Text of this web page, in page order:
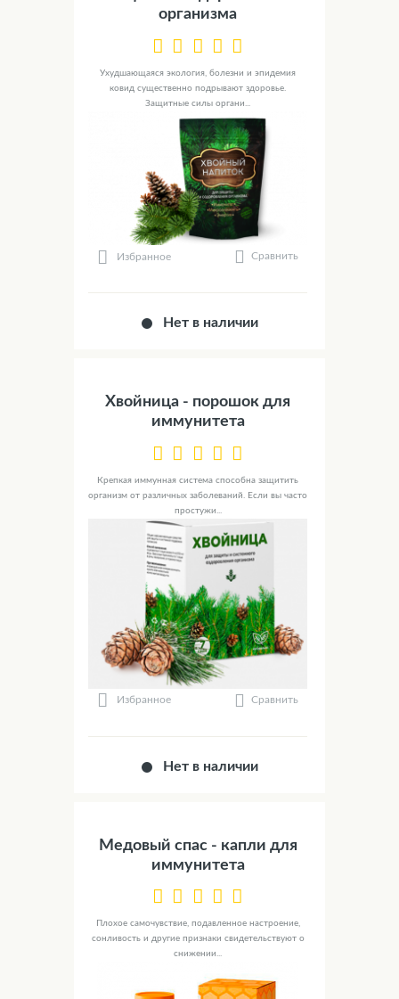
организма
Ухудшающаяся экология, болезни и эпидемия
ковид существенно подрывают здоровье.
Защитные силы органи...
Избранное Сравнить
Нет в наличии
Хвойница - порошок для
иммунитета
Крепкая иммунная система способна защитить
организм от различных заболеваний. Если вы часто
простужи...
Избранное Сравнить
Нет в наличии
Медовый спас - капли для
иммунитета
Плохое самочувствие, подавленное настроение,
сонливость и другие признаки свидетельствуют о
снижении...